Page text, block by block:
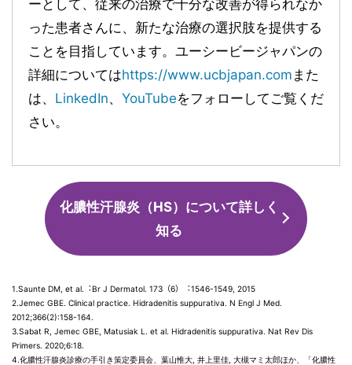
ーとして、従来の治療で十分な改善が得られなか
った患者さんに、新たな治療の選択肢を提供する
ことを目指しています。ユーシービージャパンの
詳細についてはhttps://www.ucbjapan.com また
は、 LinkedIn、 YouTubeをフォローしてご覧くだ
さい。
化膿性汗腺炎（HS）について詳しく
知る
1.Saunte DM, et al.︓Br J Dermatol. 173（6）︓1546-1549, 2015
2.Jemec GBE. Clinical practice. Hidradenitis suppurativa. N Engl J Med.
2012;366(2):158-164.
3.Sabat R, Jemec GBE, Matusiak L. et al. Hidradenitis suppurativa. Nat Rev Dis
Primers. 2020;6:18.
4.化膿性汗腺炎診療の手引き策定委員会、葉山惟大, 井上里佳, 大槻マミ太郎ほか、「化膿性